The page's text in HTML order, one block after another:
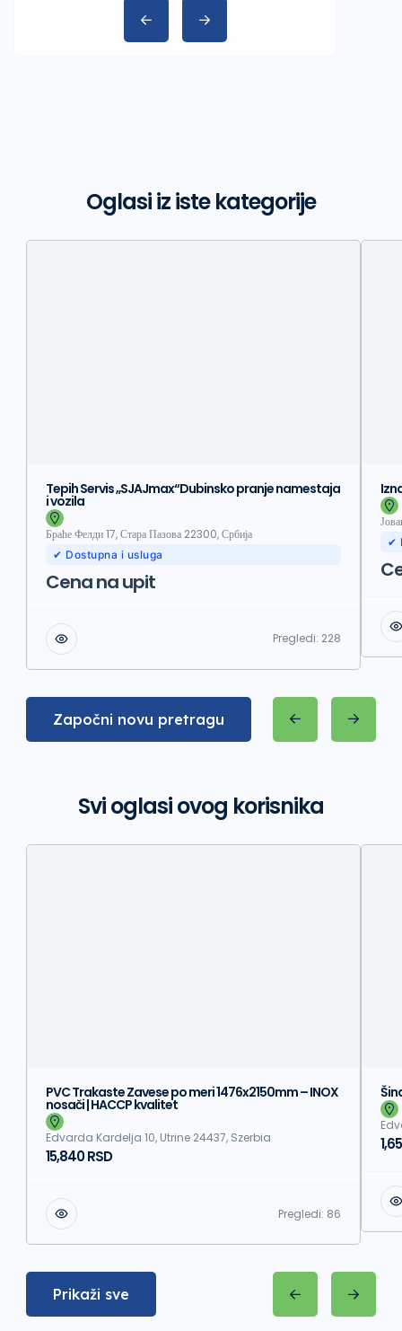
Oglasi iz iste kategorije
Tepih Servis „SJAJmax“Dubinsko pranje namestaja
i vozila
Браће Фелди 17, Стара Пазова 22300, Србија
✔ Dostupna i usluga
Cena na upit
Pregledi: 228
✔
Započni novu pretragu
Svi oglasi ovog korisnika
PVC Trakaste Zavese po meri 1476x2150mm – INOX
nosači | HACCP kvalitet
Edvarda Kardelja 10, Utrine 24437, Szerbia
15,840 RSD
Pregledi: 86
Prikaži sve